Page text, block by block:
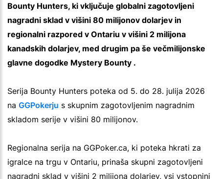
Bounty Hunters, ki vključuje globalni zagotovljeni
nagradni sklad v višini 80 milijonov dolarjev in
regionalni razpored v Ontariu v višini 2 milijona
kanadskih dolarjev, med drugim pa še večmilijonske
glavne dogodke Mystery Bounty .
Serija Bounty Hunters poteka od 5. do 28. julija 2026
na GGPokerju s skupnim zagotovljenim nagradnim
skladom serije v višini 80 milijonov.
Regionalna serija na GGPoker.ca, ki poteka hkrati za
igralce na trgu v Ontariu, prinaša skupni zagotovljeni
nagradni sklad v višini 2 milijona dolarjev, vsi vstopnini